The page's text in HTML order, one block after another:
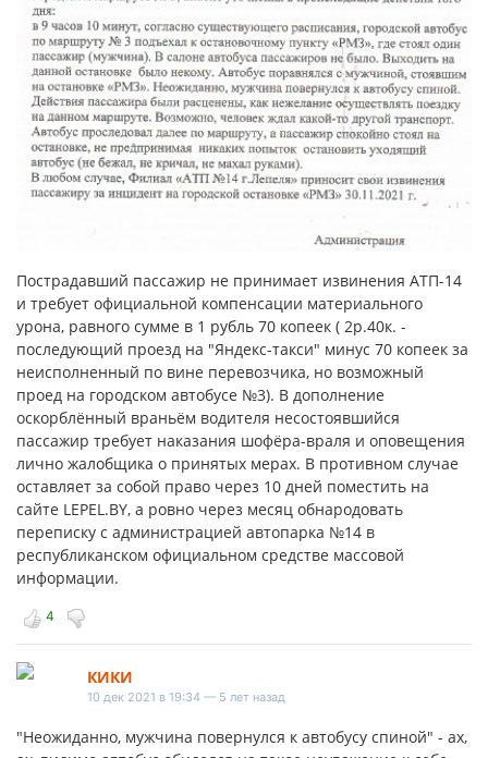
Пострадавший пассажир не принимает извинения АТП-14
и требует официальной компенсации материального
урона, равного сумме в 1 рубль 70 копеек ( 2р.40к. -
последующий проезд на "Яндекс-такси" минус 70 копеек за
неисполненный по вине перевозчика, но возможный
проед на городском автобусе №3). В дополнение
оскорблённый враньём водителя несостоявшийся
пассажир требует наказания шофёра-враля и оповещения
лично жалобщика о принятых мерах. В противном случае
оставляет за собой право через 10 дней поместить на
сайте LEPEL.BY, а ровно через месяц обнародовать
переписку с администрацией автопарка №14 в
республиканском официальном средстве массовой
информации.
4
КИКИ
10 дек 2021 в 19:34 — 5 лет назад
"Неожиданно, мужчина повернулся к автобусу спиной" - ах,